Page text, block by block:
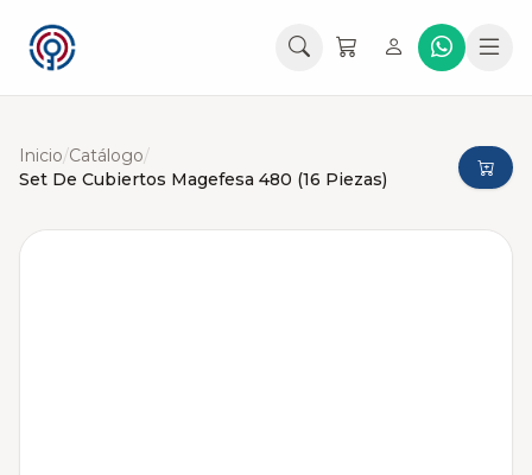
Inicio/Catálogo/
Set De Cubiertos Magefesa 480 (16 Piezas)